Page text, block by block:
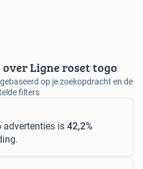
Ligne roset togo
op je zoekopdracht en de
filters
advertenties is 42,2%